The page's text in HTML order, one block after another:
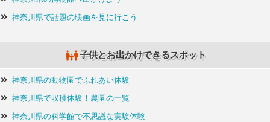
神奈川県で話題の映画を見に行こう
子供とお出かけできるスポット
神奈川県の動物園でふれあい体験
神奈川県で収穫体験！農園の一覧
神奈川県の科学館で不思議な実験体験